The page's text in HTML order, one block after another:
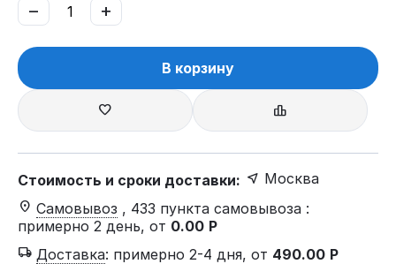
+
−
В корзину
Стоимость и сроки доставки:
Москва
Самовывоз , 433 пункта самовывоза :
примерно 2 день, от 0.00 Р
Доставка: примерно 2-4 дня, от 490.00 Р